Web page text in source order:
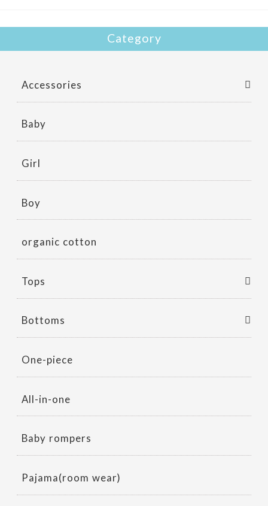
Category
Accessories
Baby
Girl
Boy
organic cotton
Tops
Bottoms
One-piece
All-in-one
Baby rompers
Pajama(room wear)